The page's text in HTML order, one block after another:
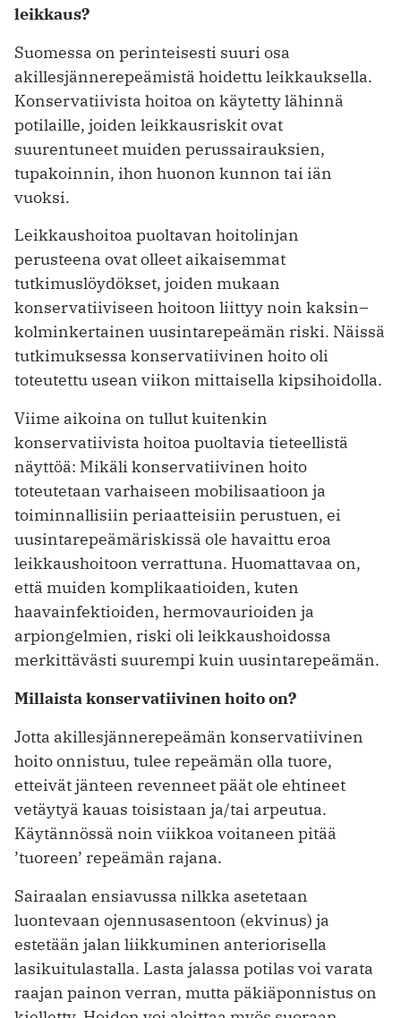
leikkaus?
Suomessa on perinteisesti suuri osa
akillesjännerepeämistä hoidettu leikkauksella.
Konservatiivista hoitoa on käytetty lähinnä
potilaille, joiden leikkausriskit ovat
suurentuneet muiden perussairauksien,
tupakoinnin, ihon huonon kunnon tai iän
vuoksi.
Leikkaushoitoa puoltavan hoitolinjan
perusteena ovat olleet aikaisemmat
tutkimuslöydökset, joiden mukaan
konservatiiviseen hoitoon liittyy noin kaksin–
kolminkertainen uusintarepeämän riski. Näissä
tutkimuksessa konservatiivinen hoito oli
toteutettu usean viikon mittaisella kipsihoidolla.
Viime aikoina on tullut kuitenkin
konservatiivista hoitoa puoltavia tieteellistä
näyttöä: Mikäli konservatiivinen hoito
toteutetaan varhaiseen mobilisaatioon ja
toiminnallisiin periaatteisiin perustuen, ei
uusintarepeämäriskissä ole havaittu eroa
leikkaushoitoon verrattuna. Huomattavaa on,
että muiden komplikaatioiden, kuten
haavainfektioiden, hermovaurioiden ja
arpiongelmien, riski oli leikkaushoidossa
merkittävästi suurempi kuin uusintarepeämän.
Millaista konservatiivinen hoito on?
Jotta akillesjännerepeämän konservatiivinen
hoito onnistuu, tulee repeämän olla tuore,
etteivät jänteen revenneet päät ole ehtineet
vetäytyä kauas toisistaan ja/tai arpeutua.
Käytännössä noin viikkoa voitaneen pitää
’tuoreen’ repeämän rajana.
Sairaalan ensiavussa nilkka asetetaan
luontevaan ojennusasentoon (ekvinus) ja
estetään jalan liikkuminen anteriorisella
lasikuitulastalla. Lasta jalassa potilas voi varata
raajan painon verran, mutta päkiäponnistus on